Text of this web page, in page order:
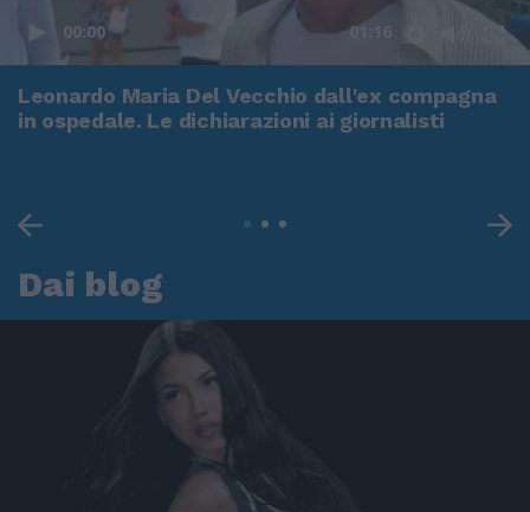
00:00 01:16
Leonardo Maria Del Vecchio dall'ex compagna
in ospedale. Le dichiarazioni ai giornalisti
Dai blog